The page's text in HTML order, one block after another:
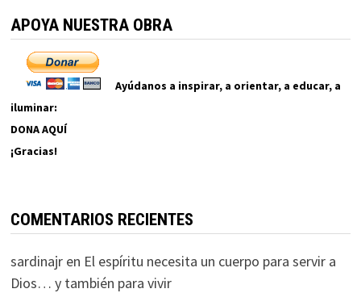
APOYA NUESTRA OBRA
Ayúdanos a inspirar, a orientar, a educar, a
iluminar:
DONA AQUÍ
¡Gracias!
COMENTARIOS RECIENTES
sardinajren El espíritu necesita un cuerpo para servir a
Dios… y también para vivir